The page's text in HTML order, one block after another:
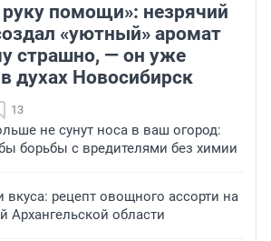
помощи»: незрячий
«уютный» аромат
страшно, — он уже
духах Новосибирск
13
не сунут носа в ваш огород:
борьбы с вредителями без химии
вкуса: рецепт овощного ассорти на
Архангельской области